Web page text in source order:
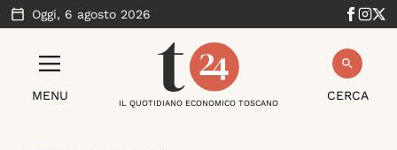
Oggi, 6 agosto 2026
MENU CERCA
IL QUOTIDIANO ECONOMICO TOSCANO